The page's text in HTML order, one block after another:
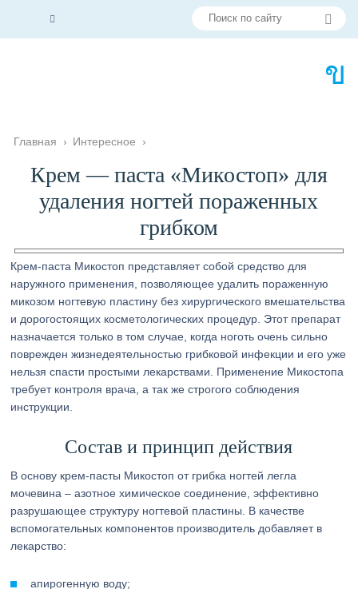
Главная › Интересное ›
Крем — паста «Микостоп» для
удаления ногтей пораженных
грибком
Крем-паста Микостоп представляет собой средство для
наружного применения, позволяющее удалить пораженную
микозом ногтевую пластину без хирургического вмешательства
и дорогостоящих косметологических процедур. Этот препарат
назначается только в том случае, когда ноготь очень сильно
поврежден жизнедеятельностью грибковой инфекции и его уже
нельзя спасти простыми лекарствами. Применение Микостопа
требует контроля врача, а так же строгого соблюдения
инструкции.
Состав и принцип действия
В основу крем-пасты Микостоп от грибка ногтей легла
мочевина – азотное химическое соединение, эффективно
разрушающее структуру ногтевой пластины. В качестве
вспомогательных компонентов производитель добавляет в
лекарство:
апирогенную воду;